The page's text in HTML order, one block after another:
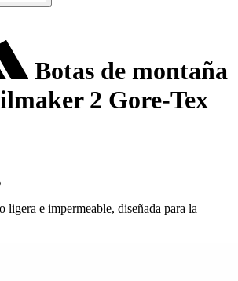
Botas de montaña
2 Gore-Tex
ligera e impermeable, diseñada para la